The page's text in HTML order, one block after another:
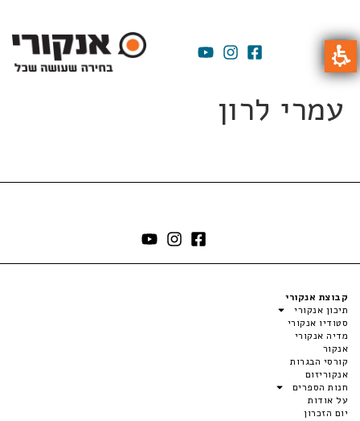
עמרי לרון
קבוצת אנקורי
תיכון אנקורי
סטודיו אנקורי
מדיה אנקורי
אנקור
קורסי הבגרות
אנקוריזום
חנות הספרים
על אודות
יום הזכרון